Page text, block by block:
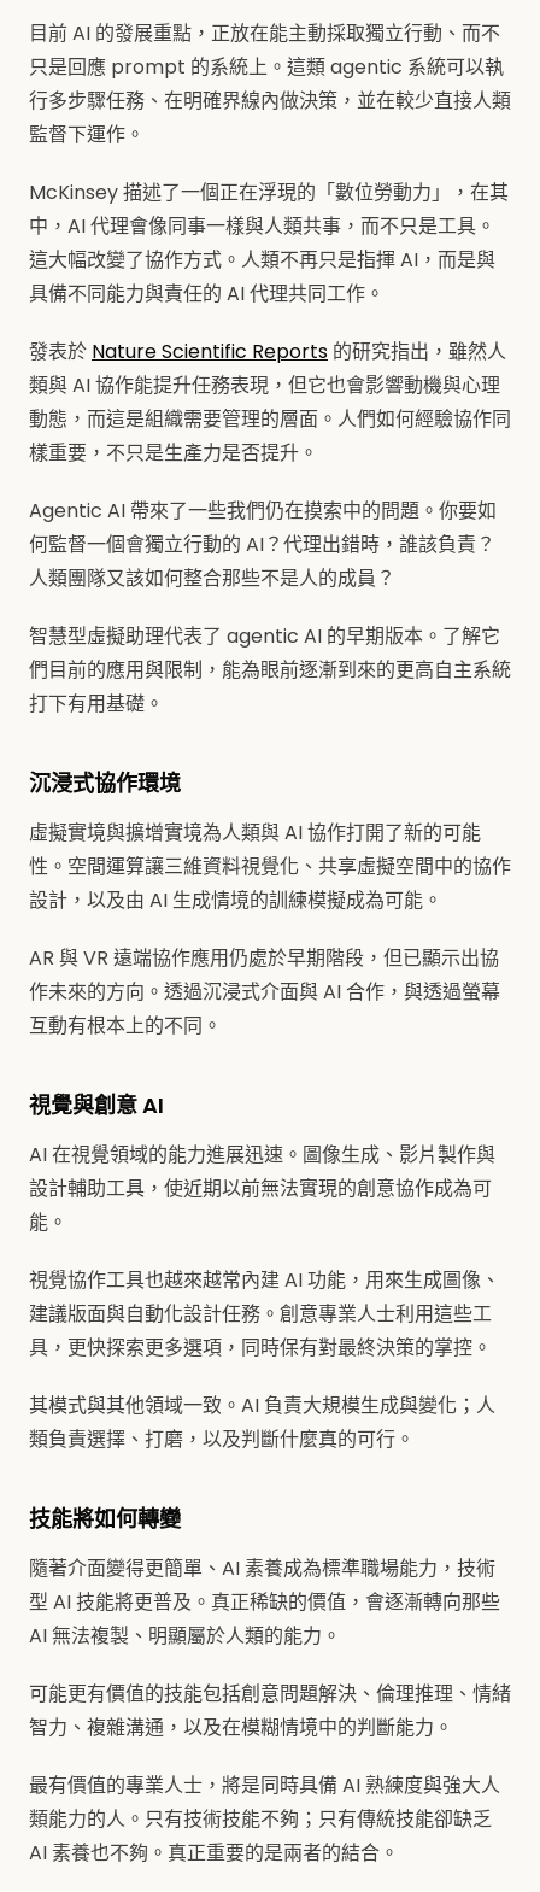
目前 AI 的發展重點，正放在能主動採取獨立行動、而不
只是回應 prompt 的系統上。這類 agentic 系統可以執
行多步驟任務、在明確界線內做決策，並在較少直接人類
監督下運作。
McKinsey 描述了一個正在浮現的「數位勞動力」，在其
中，AI 代理會像同事一樣與人類共事，而不只是工具。
這大幅改變了協作方式。人類不再只是指揮 AI，而是與
具備不同能力與責任的 AI 代理共同工作。
發表於 Nature Scientific Reports 的研究指出，雖然人
類與 AI 協作能提升任務表現，但它也會影響動機與心理
動態，而這是組織需要管理的層面。人們如何經驗協作同
樣重要，不只是生產力是否提升。
Agentic AI 帶來了一些我們仍在摸索中的問題。你要如
何監督一個會獨立行動的 AI？代理出錯時，誰該負責？
人類團隊又該如何整合那些不是人的成員？
智慧型虛擬助理代表了 agentic AI 的早期版本。了解它
們目前的應用與限制，能為眼前逐漸到來的更高自主系統
打下有用基礎。
沉浸式協作環境
虛擬實境與擴增實境為人類與 AI 協作打開了新的可能
性。空間運算讓三維資料視覺化、共享虛擬空間中的協作
設計，以及由 AI 生成情境的訓練模擬成為可能。
AR 與 VR 遠端協作應用仍處於早期階段，但已顯示出協
作未來的方向。透過沉浸式介面與 AI 合作，與透過螢幕
互動有根本上的不同。
視覺與創意 AI
AI 在視覺領域的能力進展迅速。圖像生成、影片製作與
設計輔助工具，使近期以前無法實現的創意協作成為可
能。
視覺協作工具也越來越常內建 AI 功能，用來生成圖像、
建議版面與自動化設計任務。創意專業人士利用這些工
具，更快探索更多選項，同時保有對最終決策的掌控。
其模式與其他領域一致。AI 負責大規模生成與變化；人
類負責選擇、打磨，以及判斷什麼真的可行。
技能將如何轉變
隨著介面變得更簡單、AI 素養成為標準職場能力，技術
型 AI 技能將更普及。真正稀缺的價值，會逐漸轉向那些
AI 無法複製、明顯屬於人類的能力。
可能更有價值的技能包括創意問題解決、倫理推理、情緒
智力、複雜溝通，以及在模糊情境中的判斷能力。
最有價值的專業人士，將是同時具備 AI 熟練度與強大人
類能力的人。只有技術技能不夠；只有傳統技能卻缺乏
AI 素養也不夠。真正重要的是兩者的結合。